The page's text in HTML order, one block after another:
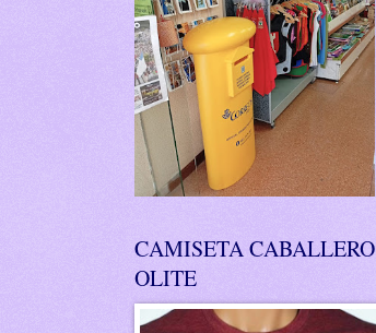
CAMISETA CABALLERO
OLITE